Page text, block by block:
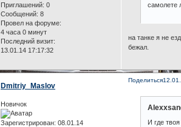
Приглашений: 0
Сообщений: 8
Провел на форуме:
4 часа 0 минут
Последний визит:
13.01.14 17:17:32
самолете
на танке я не
бежал.
Поделиться
Dmitriy_Maslov
Новичок
Зарегистрирован: 08.01.14
И где